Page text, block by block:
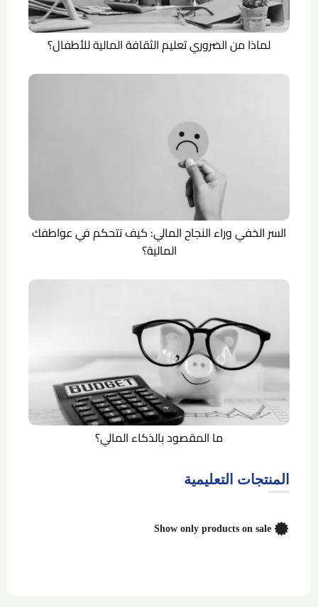
لماذا من الضروري تعليم الثقافة المالية للأطفال؟
السر الخفي وراء النجاح المالي: كيف تتحكم في عواطفك
المالية؟
ما المقصود بالذكاء المالي؟
المنتجات التعليمية
Show only products on sale